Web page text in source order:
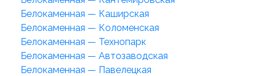
Белокаменная — Каширская
Белокаменная — Коломенская
Белокаменная — Технопарк
Белокаменная — Автозаводская
Белокаменная — Павелецкая